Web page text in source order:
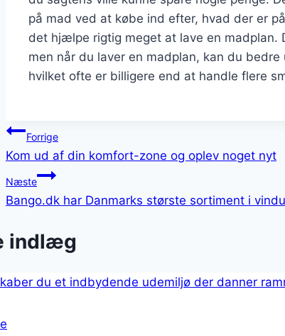
på mad ved at købe ind efter, hvad der er
det hjælpe rigtig meget at lave en
men når du laver en madplan, kan du
hvilket ofte er billigere end at handle flere
Indlægsnavigation
Forrige
Kom ud af din komfort-zone og oplev noget nyt
Næste
Bango.dk har Danmarks største sortiment i
indlæg